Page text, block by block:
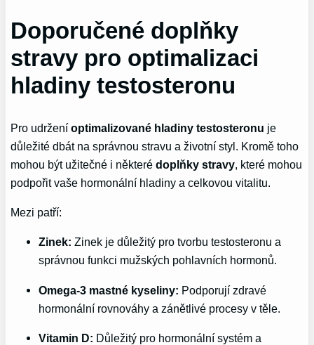
Doporučené ​doplňky
stravy pro optimalizaci
hladiny testosteronu
Pro udrženíoptimalizované hladiny testosteronu je
důležité⁣ dbát na správnou stravu ⁢a životní styl. Kromě‍ toho
mohou být užitečné i některédoplňky stravy, ‍které mohou
podpořit vaše hormonální hladiny​ a celkovou vitalitu.
Mezi ‌patří:
Zinek: Zinek je ⁤důležitý pro tvorbu testosteronu⁤ a
správnou funkci‌ mužských pohlavních hormonů.
Omega-3 mastné kyseliny: ⁢Podporují zdravé
hormonální ⁣rovnováhy a zánětlivé procesy v ‍těle.
Vitamin ‌D: Důležitý pro ‍hormonální systém a